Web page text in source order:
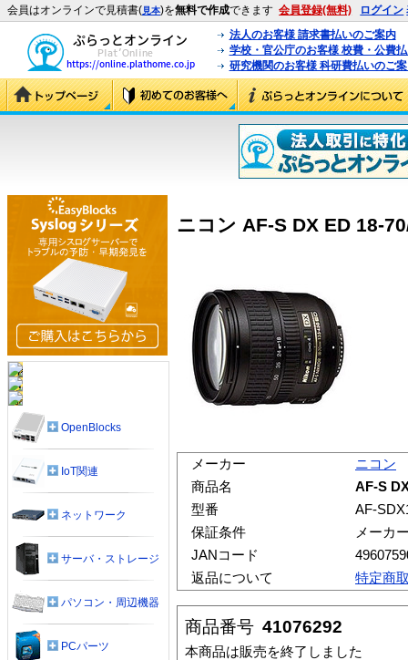
会員はオンラインで見積書(見本)を無料で作成できます 会員登録(無料) ログイン
法人のお客様 請求書払いのご案内
学校・官公庁のお客様 校費・公費
研究機関のお客様 科研費払いのご
ニコン AF-S DX ED 18-
メーカー
ニコン
商品名
AF-S
型番
AF-
保証条件
メーカ
JANコード
返品について
特定商
商品番号 41076292
本商品は販売を終了しました
OpenBlocks
IoT関連
ネットワーク
サーバ・ストレージ
パソコン・周辺機器
PCパーツ